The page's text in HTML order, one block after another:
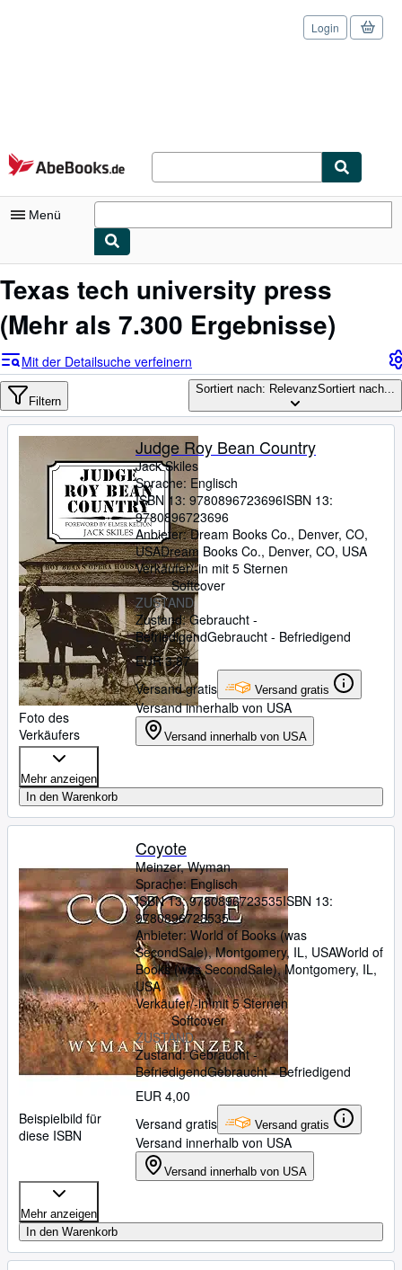
Zum Hauptinhalt
AbeBooks.de
Login
Menü
Nutzerkonto
Detailsuche
Sammlungen
Antiquarische Bücher
Kunst & Sammlerstücke
Verkäufer
Verkäufer werden
Hilfe
SCHLIESSEN
Texas tech university press
(Mehr als 7.300 Ergebnisse)
Mit der Detailsuche verfeinern
Filtern
Sortiert nach: RelevanzSortiert nach...
Foto des
Verkäufers
Judge Roy Bean Country
Jack Skiles
Sprache: Englisch
ISBN 13: 9780896723696ISBN 13:
9780896723696
Anbieter:Dream Books Co., Denver, CO,
USADream Books Co., Denver, CO, USA
Verkäufer/-in mit 5 Sternen
Softcover
ZUSTAND
Zustand: Gebraucht -
BefriedigendGebraucht - Befriedigend
EUR 3,87
Versand gratis
Versand gratis
Versand innerhalb von USA
Versand innerhalb von USA
Mehr anzeigen
In den Warenkorb
Beispielbild für
diese ISBN
Coyote
Meinzer, Wyman
Sprache: Englisch
ISBN 13:9780896723535ISBN 13:
9780896723535
Anbieter: World of Books (was
SecondSale), Montgomery, IL, USAWorld of
Books (was SecondSale),Montgomery, IL,
USA
Verkäufer/-in mit 5 Sternen
Softcover
ZUSTAND
Zustand: Gebraucht -
BefriedigendGebraucht - Befriedigend
EUR 4,00
Versand gratis
Versand gratis
Versand innerhalb von USA
Versand innerhalb von USA
Mehr anzeigen
In den Warenkorb